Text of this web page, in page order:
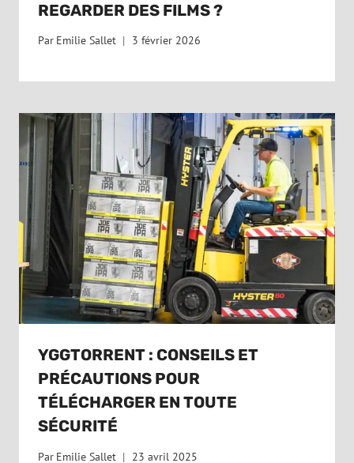
REGARDER DES FILMS ?
Par Emilie Sallet 3 février 2026
YGGTORRENT : CONSEILS ET
PRÉCAUTIONS POUR
TÉLÉCHARGER EN TOUTE
SÉCURITÉ
Par Emilie Sallet 23 avril 2025